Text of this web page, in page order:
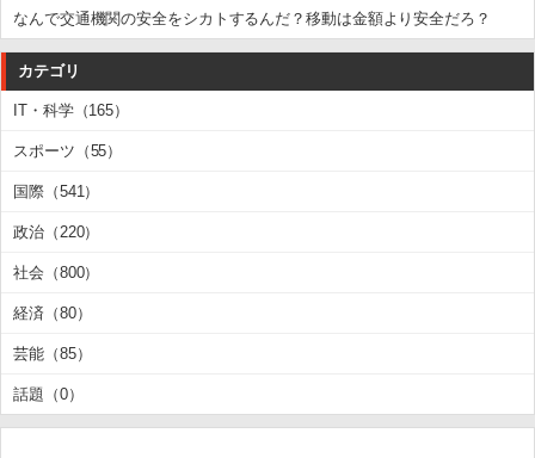
なんで交通機関の安全をシカトするんだ？移動は金額より安全だろ？
カテゴリ
IT・科学（165）
スポーツ（55）
国際（541）
政治（220）
社会（800）
経済（80）
芸能（85）
話題（0）